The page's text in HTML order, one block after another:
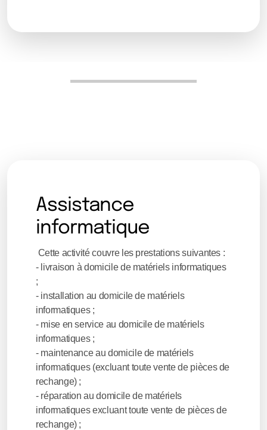
Assistance
informatique
Cette activité couvre les prestations suivantes :
- livraison à domicile de matériels informatiques
;
- installation au domicile de matériels
informatiques ;
- mise en service au domicile de matériels
informatiques ;
- maintenance au domicile de matériels
informatiques (excluant toute vente de pièces de
rechange) ;
- réparation au domicile de matériels
informatiques excluant toute vente de pièces de
rechange) ;